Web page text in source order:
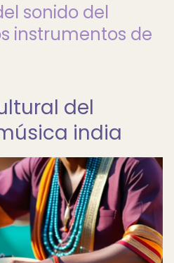
sonido del
instrumentos de
del
india